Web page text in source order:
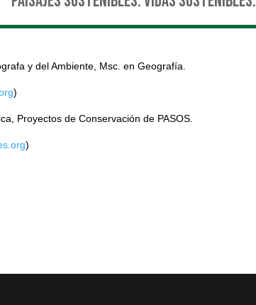
y del Ambiente, Msc. en Geografía.
)
Proyectos de Conservación de PASOS.
)